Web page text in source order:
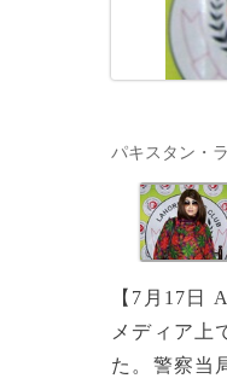
パキスタン・
【7月17日
メディア上
た。警察当